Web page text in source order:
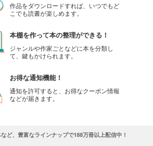
作品をダウンロードすれば、いつでもど
こでも読書が楽しめます。
本棚を作って本の整理ができる！
ジャンルや作家ごとなどに本を分類し
て、鍵もかけられます。
お得な通知機能！
通知を許可すると、お得なクーポン情報
などが届きます。
ど、豊富なラインナップで188万冊以上配信中！